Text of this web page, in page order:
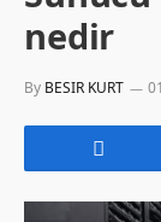
nedir
By BESIR KURT